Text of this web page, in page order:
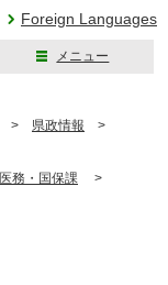
Foreign Languages
メニュー
> 県政情報 >
医務・国保課 >